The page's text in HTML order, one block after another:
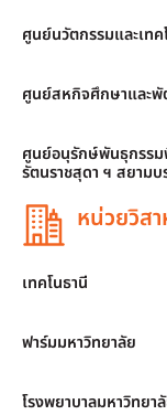
ศูนย์นวัตกรรมและเทค
ศูนย์สหกิจศึกษาและ
ศูนย์อนุรักษ์พันธุกรรม
รัตนราชสุดา ฯ สยามบ
หน่วยวิส
เทคโนธานี
ฟาร์มมหาวิทยาลัย
โรงพยาบาลมหาวิทยา